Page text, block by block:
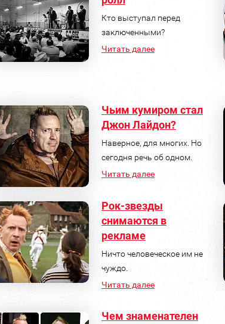
Кто выступал перед
заключенными?
Читать далее
Чьим кумиром стал
Джон Лайдон?
Наверное, для многих. Но
сегодня речь об одном.
Читать далее
Рок-звезды
снимаются в
рекламе
Ничто человеческое им не
чуждо.
Читать далее
Чем знаменателен